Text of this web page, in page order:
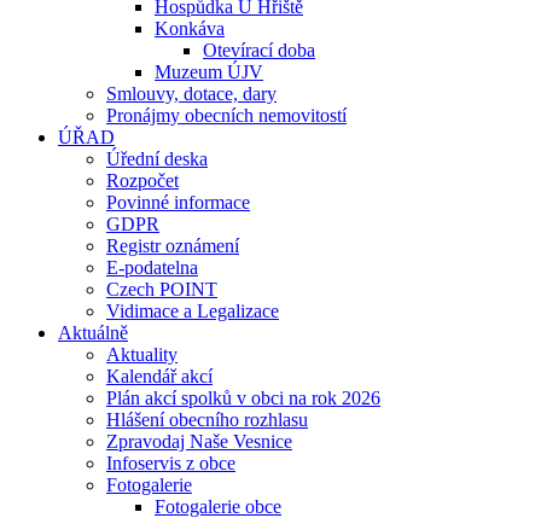
Hospůdka U Hřiště
Konkáva
Otevírací doba
Muzeum ÚJV
Smlouvy, dotace, dary
Pronájmy obecních nemovitostí
ÚŘAD
Úřední deska
Rozpočet
Povinné informace
GDPR
Registr oznámení
E-podatelna
Czech POINT
Vidimace a Legalizace
Aktuálně
Aktuality
Kalendář akcí
Plán akcí spolků v obci na rok 2026
Hlášení obecního rozhlasu
Zpravodaj Naše Vesnice
Infoservis z obce
Fotogalerie
Fotogalerie obce